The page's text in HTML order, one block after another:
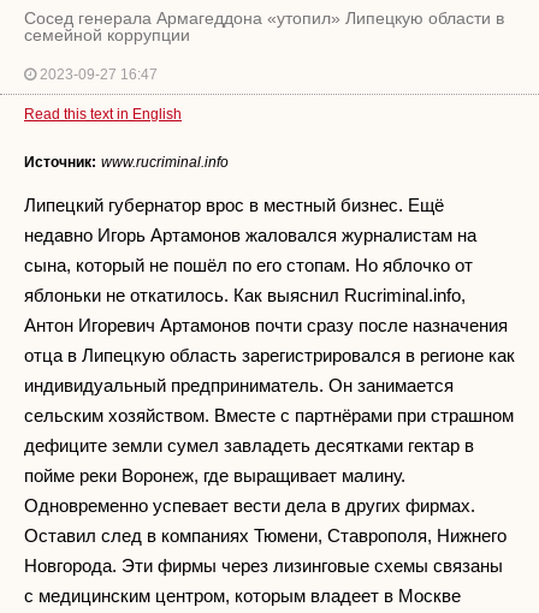
Сосед генерала Армагеддона «утопил» Липецкую области в
семейной коррупции
2023-09-27 16:47
Read this text in English
Источник: www.rucriminal.info
Липецкий губернатор врос в местный бизнес. Ещё
недавно Игорь Артамонов жаловался журналистам на
сына, который не пошёл по его стопам. Но яблочко от
яблоньки не откатилось. Как выяснил Rucriminal.info,
Антон Игоревич Артамонов почти сразу после назначения
отца в Липецкую область зарегистрировался в регионе как
индивидуальный предприниматель. Он занимается
сельским хозяйством. Вместе с партнёрами при страшном
дефиците земли сумел завладеть десятками гектар в
пойме реки Воронеж, где выращивает малину.
Одновременно успевает вести дела в других фирмах.
Оставил след в компаниях Тюмени, Ставрополя, Нижнего
Новгорода. Эти фирмы через лизинговые схемы связаны
с медицинским центром, которым владеет в Москве